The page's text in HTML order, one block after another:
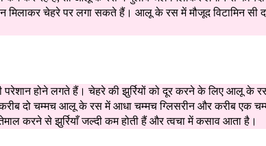
चेहरे पर लगा सकते हैं। आलू के रस में मौजूद विटामिन सी
परेशान होने लगते हैं। चेहरे की झुर्रियों को दूर करने के लिए आलू के
दो चम्मच आलू के रस में आधा चम्मच ग्लिसरीन और करीब एक
करने से झुर्रियाँ जल्दी कम होती हैं और त्वचा में कसाव आता है।